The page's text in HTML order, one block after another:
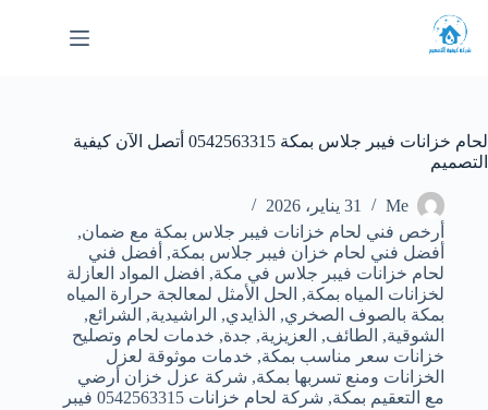
إلى
المحتوى
لحام خزانات فيبر جلاس بمكة 0542563315 أتصل الآن كيفية
التصميم
Me
31 يناير، 2026
أرخص فني لحام خزانات فيبر جلاس بمكة مع ضمان,
أفضل فني لحام خزان فيبر جلاس بمكة, أفضل فني
لحام خزانات فيبر جلاس في مكة, افضل المواد العازلة
لخزانات المياه بمكة, الحل الأمثل لمعالجة حرارة المياه
بمكة بالصوف الصخري, الذايدي, الراشيدية, الشرائع,
الشوقية, الطائف, العزيزية, جدة, خدمات لحام وتصليح
خزانات سعر مناسب بمكة, خدمات موثوقة لعزل
الخزانات ومنع تسربها بمكة, شركة عزل خزان أرضي
مع التعقيم بمكة,
شركة لحام خزانات 0542563315 فيبر